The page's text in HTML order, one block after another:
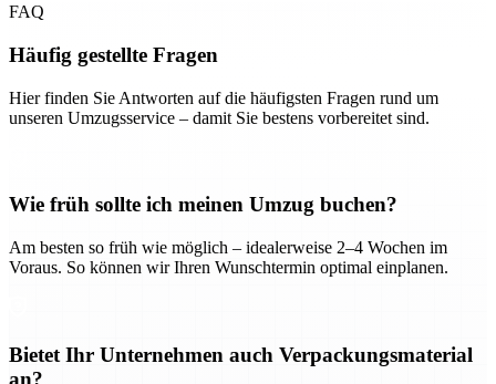
FAQ
Häufig gestellte Fragen
Hier finden Sie Antworten auf die häufigsten Fragen rund um
unseren Umzugsservice – damit Sie bestens vorbereitet sind.
Wie früh sollte ich meinen Umzug buchen?
Am besten so früh wie möglich – idealerweise 2–4 Wochen im
Voraus. So können wir Ihren Wunschtermin optimal einplanen.
Bietet Ihr Unternehmen auch Verpackungsmaterial
an?